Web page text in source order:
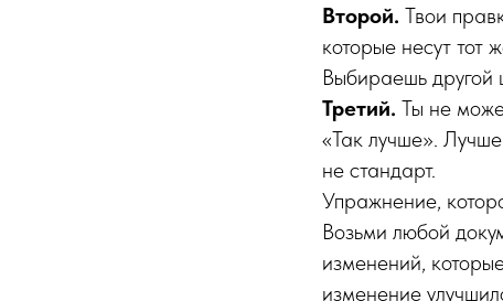
Второй. Твои
которые несут тот
Выбираешь другой
Третий. Ты не
«Так лучше».
не стандарт.
Упражнение,
Возьми любой
изменений,
изменение